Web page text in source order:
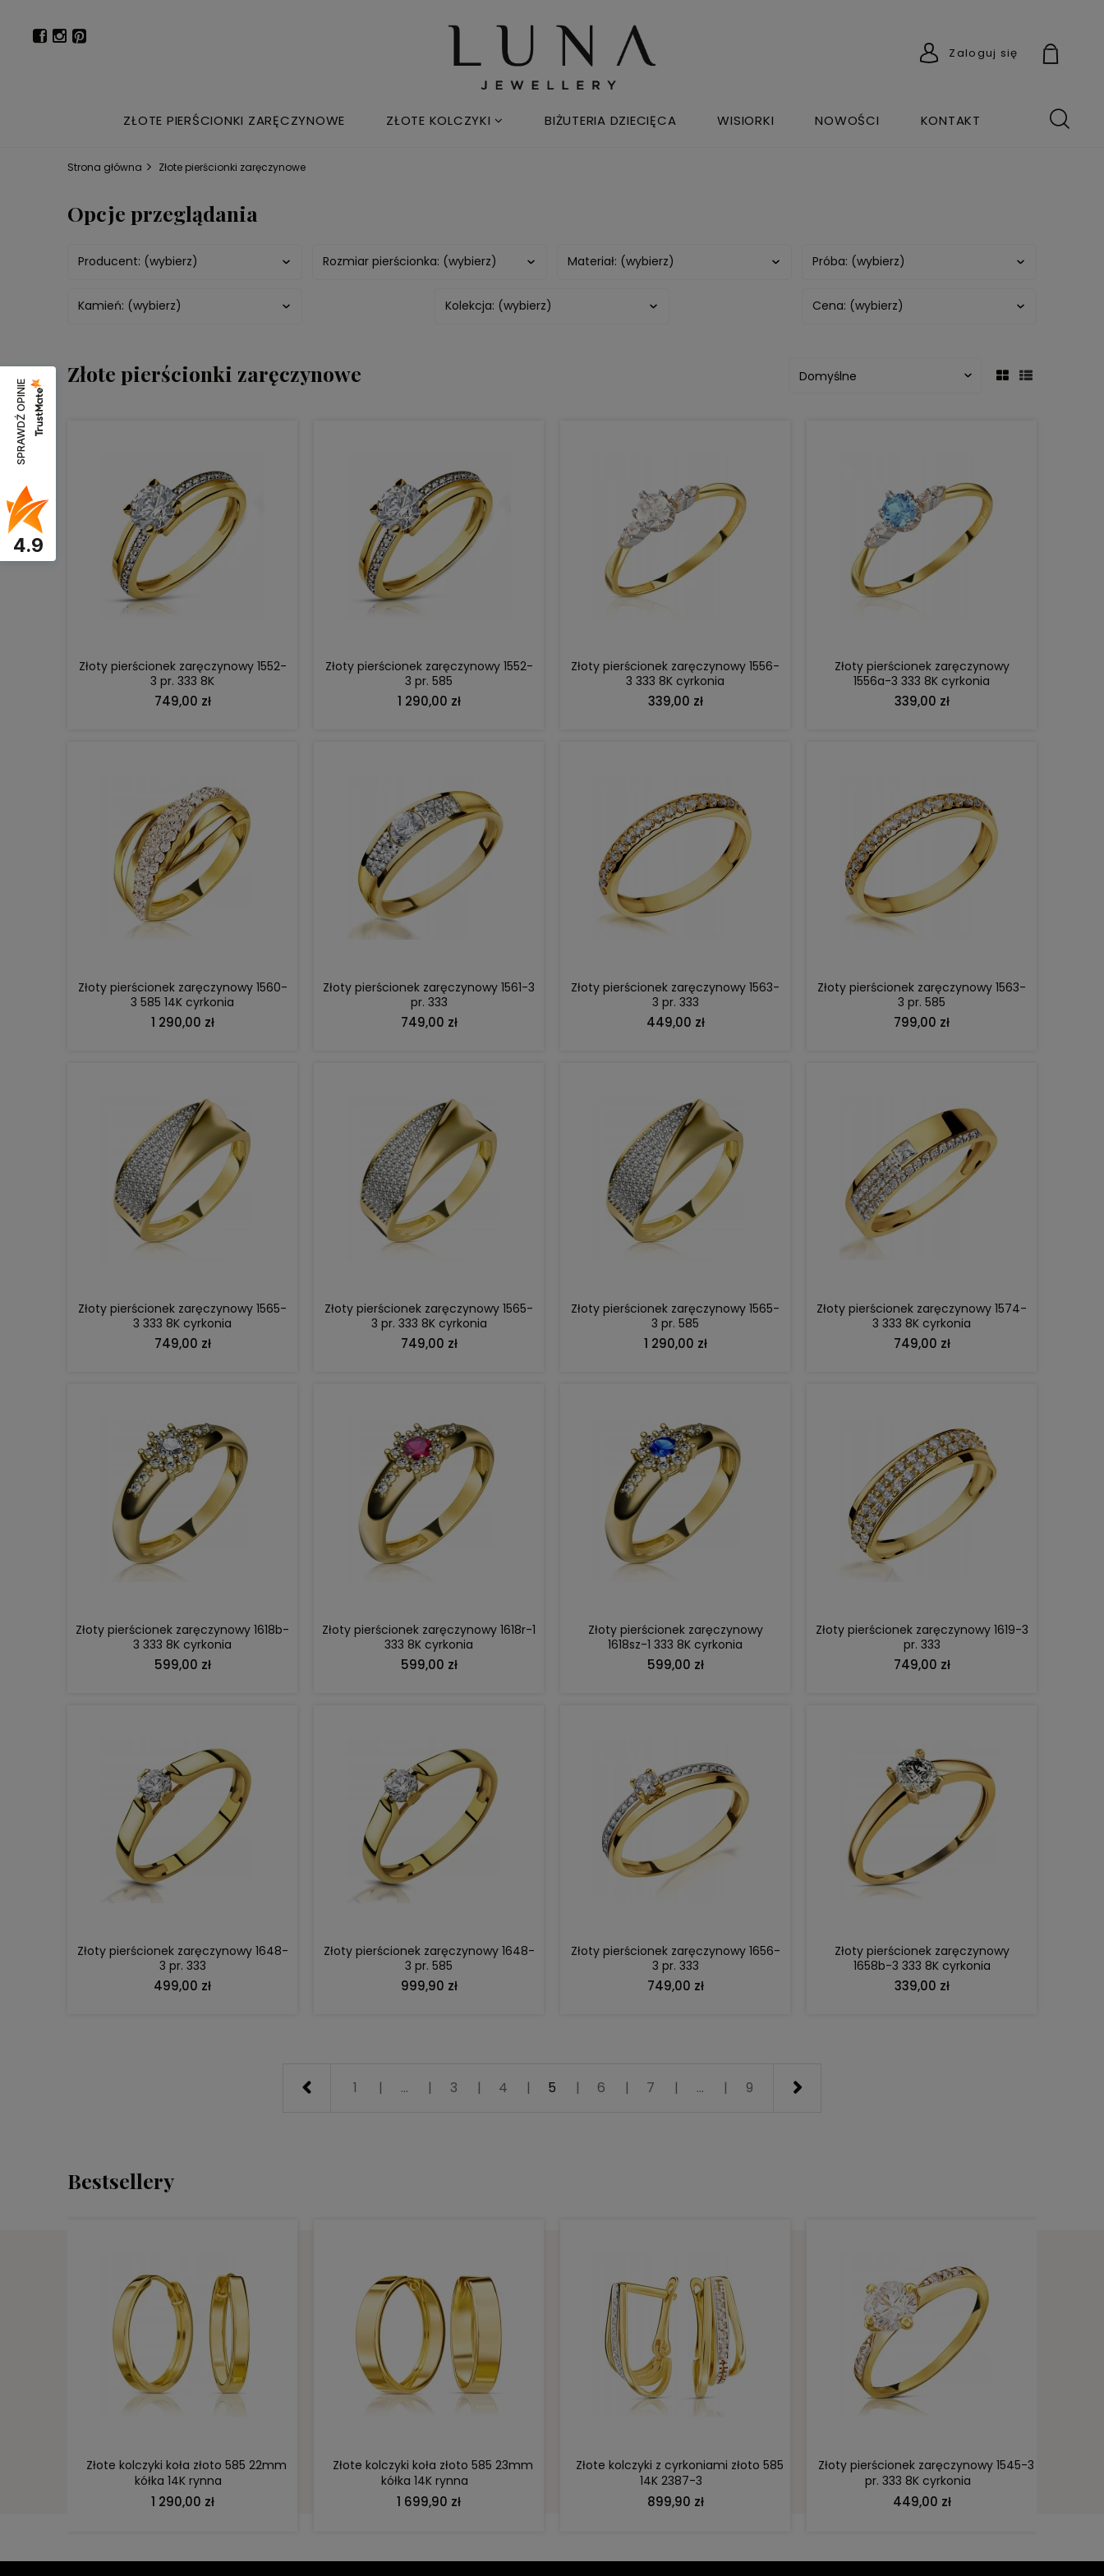
Zaloguj się
ZŁOTE PIERŚCIONKI ZARĘCZYNOWE ZŁOTE KOLCZYKI BIŻUTERIA DZIECIĘCA WISIORKI NOWOŚCI KONTAKT
Strona główna Złote pierścionki zaręczynowe
Opcje przeglądania
Producent: (wybierz) Rozmiar pierścionka: (wybierz) Materiał: (wybierz) Próba: (wybierz)
Kamień: (wybierz) Kolekcja: (wybierz) Cena: (wybierz)
Złote pierścionki zaręczynowe
Złoty pierścionek zaręczynowy 1552-
3 pr. 333 8K
749,00 zł
DO KOSZYKA
Złoty pierścionek zaręczynowy 1552-
3 pr. 585
1 290,00 zł
DO KOSZYKA
Złoty pierścionek zaręczynowy 1556-
3 333 8K cyrkonia
339,00 zł
DO KOSZYKA
Złoty pierścionek zaręczynowy
1556a-3 333 8K cyrkonia
339,00 zł
DO KOSZYKA
Złoty pierścionek zaręczynowy 1560-
3 585 14K cyrkonia
1 290,00 zł
DO KOSZYKA
Złoty pierścionek zaręczynowy 1561-3
pr. 333
749,00 zł
DO KOSZYKA
Złoty pierścionek zaręczynowy 1563-
3 pr. 333
449,00 zł
DO KOSZYKA
Złoty pierścionek zaręczynowy 1563-
3 pr. 585
799,00 zł
DO KOSZYKA
Złoty pierścionek zaręczynowy 1565-
3 333 8K cyrkonia
749,00 zł
DO KOSZYKA
Złoty pierścionek zaręczynowy 1565-
3 pr. 333 8K cyrkonia
749,00 zł
DO KOSZYKA
Złoty pierścionek zaręczynowy 1565-
3 pr. 585
1 290,00 zł
DO KOSZYKA
Złoty pierścionek zaręczynowy 1574-
3 333 8K cyrkonia
749,00 zł
DO KOSZYKA
Złoty pierścionek zaręczynowy 1618b-
3 333 8K cyrkonia
599,00 zł
DO KOSZYKA
Złoty pierścionek zaręczynowy 1618r-1
333 8K cyrkonia
599,00 zł
DO KOSZYKA
Złoty pierścionek zaręczynowy
1618sz-1 333 8K cyrkonia
599,00 zł
DO KOSZYKA
Złoty pierścionek zaręczynowy 1619-3
pr. 333
749,00 zł
DO KOSZYKA
Złoty pierścionek zaręczynowy 1648-
3 pr. 333
499,00 zł
DO KOSZYKA
Złoty pierścionek zaręczynowy 1648-
3 pr. 585
999,90 zł
DO KOSZYKA
Złoty pierścionek zaręczynowy 1656-
3 pr. 333
749,00 zł
DO KOSZYKA
Złoty pierścionek zaręczynowy
1658b-3 333 8K cyrkonia
339,00 zł
DO KOSZYKA
1 | ... | 3 | 4 | 5 | 6 | 7 | ... | 9
Bestsellery
Złote kolczyki koła złoto 585 22mm
kółka 14K rynna
1 290,00 zł
DO KOSZYKA
Złote kolczyki koła złoto 585 23mm
kółka 14K rynna
1 699,90 zł
DO KOSZYKA
Złote kolczyki z cyrkoniami złoto 585
14K 2387-3
899,90 zł
DO KOSZYKA
Złoty pierścionek zaręczynowy 1545-3
pr. 333 8K cyrkonia
449,00 zł
DO KOSZYKA
SPRAWDŹ OPINIE
4.9